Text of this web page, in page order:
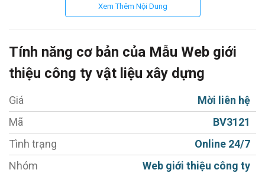
- Ngôn ngữ Tiếng Việt (Có thể mở rộng thêm các
- Tích hợp Album ảnh, Video Clips và Trang tài liệu.
(Có thể mở rộng thêm tính năng khác)
- Modul đặc tính sản phẩm giúp làm nổi bật các
Hightlight của sản phẩm.
- Chèn Video và tài liệu vào web công ty trong từng
sản phẩm chỉ bằng 1 thao tác đơn giản.
Xem Thêm Nội Dung
Tính năng cơ bản của Mẫu Web giới
thiệu công ty vật liệu xây dựng
Giá
Mời liên hệ
Mã
BV3121
Tình trạng
Online 24/7
Nhóm
Web giới thiệu công ty